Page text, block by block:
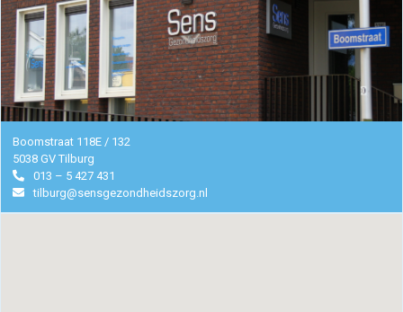
Contact
Osteopathie
Manuele
therapie
Viscerale
therapie
Boomstraat 118E / 132
5038 GV Tilburg
013 – 5 427 431
tilburg@sensgezondheidszorg.nl